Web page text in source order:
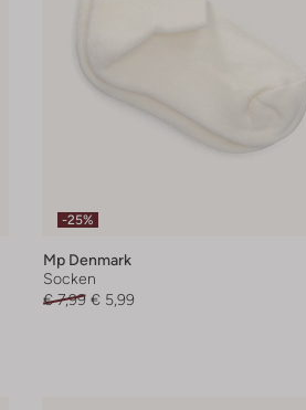
-25%
Mp Denmark
Socken
€ 7,99 € 5,99